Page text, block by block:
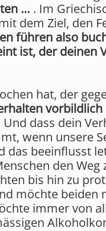
… . Im
dem Ziel, den
führen also
ist, der deinen
hat, der
vorbildlich
dass dein
wenn unsere
beeinflusst
den
bis hin zu
möchte beiden
immer von